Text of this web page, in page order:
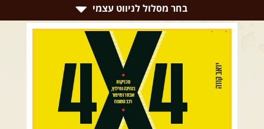
צרו קשר עם שבילים
אודות יואב קווה והאתר שבילים
בחר מסלול לניווט עצמי
רמת הגולן וגליל עליון
כרמל ורמות מנשה
בקעת הירדן והשומרון
השרון ומישור החוף
הרי ירושלים והשפלה